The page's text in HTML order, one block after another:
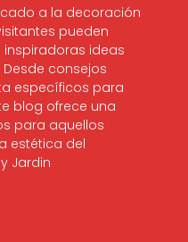
a la decoración
pueden
ideas
consejos
específicos para
blog ofrece una
para aquellos
estética del
Jardin